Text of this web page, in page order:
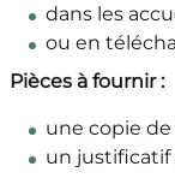
dans les
ou en
Pièces à fournir :
une copie
un justificatif